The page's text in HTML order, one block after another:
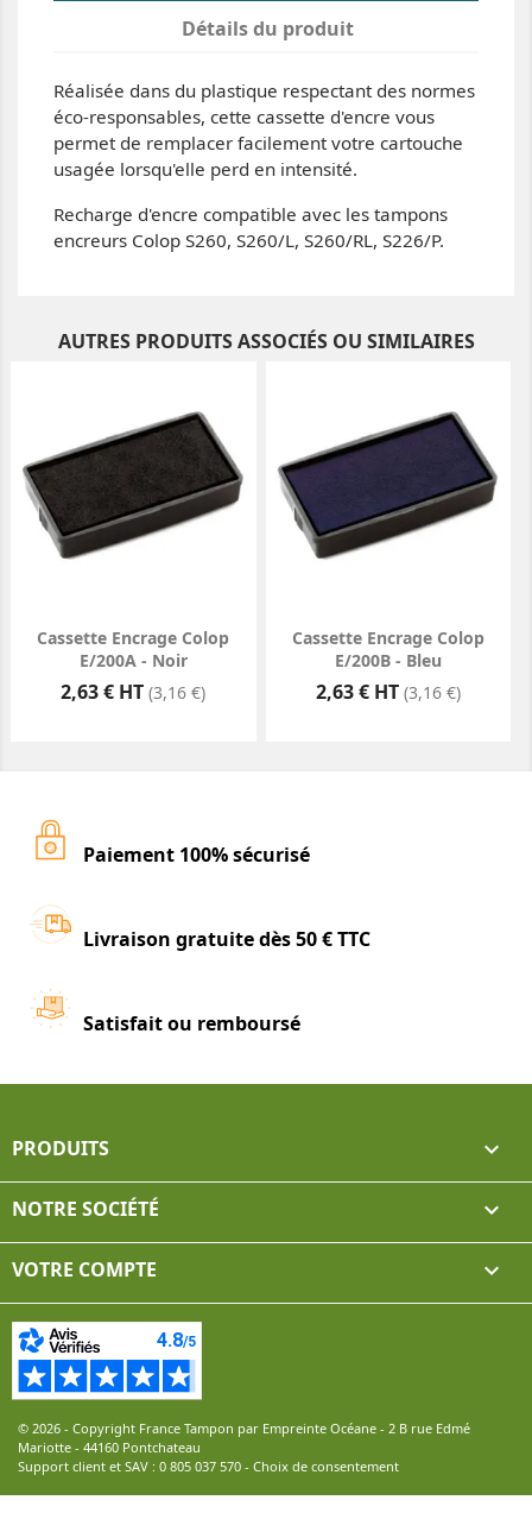
Détails du produit
Réalisée dans du plastique respectant des normes
éco-responsables, cette cassette d'encre vous
permet de remplacer facilement votre cartouche
usagée lorsqu'elle perd en intensité.
Recharge d'encre compatible avec les tampons
encreurs Colop S260, S260/L, S260/RL, S226/P.
AUTRES PRODUITS ASSOCIÉS OU SIMILAIRES
Cassette Encrage Colop
E/200A - Noir
Prix
2,63 € HT (3,16 €)
Cassette Encrage Colop
E/200B - Bleu
Prix
2,63 € HT (3,16 €)
Paiement 100% sécurisé
Livraison gratuite dès 50 € TTC
Satisfait ou remboursé
PRODUITS 
NOTRE SOCIÉTÉ 
VOTRE COMPTE 
© 2026 - Copyright France Tampon par Empreinte Océane - 2 B rue Edmé
Mariotte - 44160 Pontchateau
Support client et SAV : 0 805 037 570 - Choix de consentement